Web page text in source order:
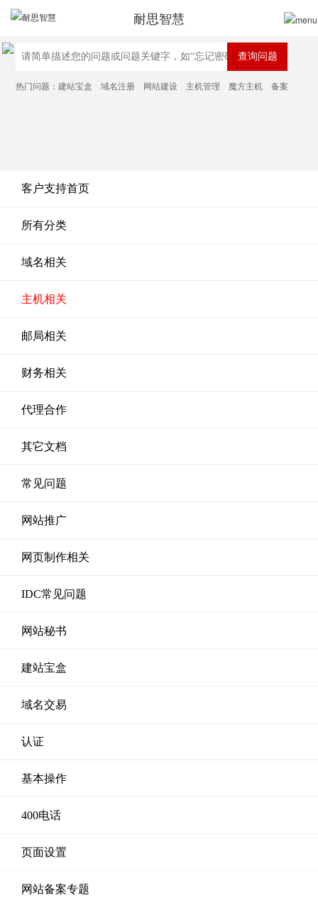
耐思智慧
热门问题：建站宝盒 域名注册 网站建设 主机管理 魔方主机 备案
客户支持首页
所有分类
域名相关
主机相关
邮局相关
财务相关
代理合作
其它文档
常见问题
网站推广
网页制作相关
IDC常见问题
网站秘书
建站宝盒
域名交易
认证
基本操作
400电话
页面设置
网站备案专题